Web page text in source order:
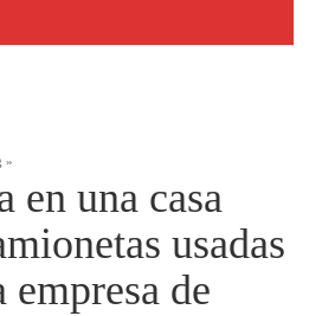
»
en una casa
usadas
empresa de